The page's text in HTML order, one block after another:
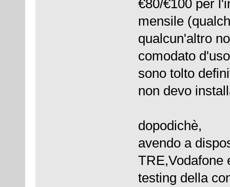
€80/€100 per
mensile
qualcun'altro
comodato
sono tolto
non devo
dopodichè,
avendo a
TRE,Vodafone
testing della